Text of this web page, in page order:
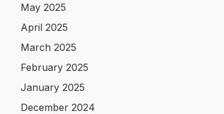
May 2025
April 2025
March 2025
February 2025
January 2025
December 2024